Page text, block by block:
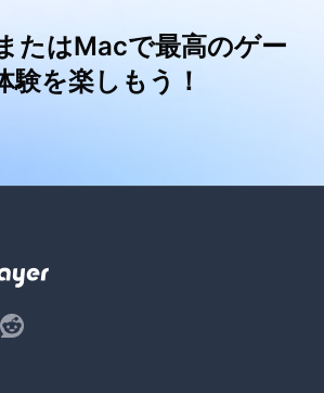
たはMacで最高のゲー
験を楽しもう！